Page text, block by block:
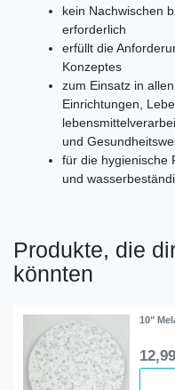
kein Nachwischen
erforderlich
erfüllt die
Konzeptes
zum Einsatz in
Einrichtungen,
und
für die hygienische
und
Produkte, die
könnten
10"